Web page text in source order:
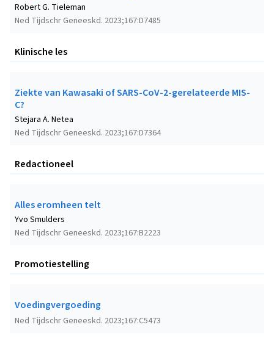
Ned Tijdschr Geneeskd. 2023;167:D7485
Robert G. Tieleman
Klinische les
Ziekte van Kawasaki of SARS-CoV-2-gerelateerde MIS-
C?
Ned Tijdschr Geneeskd. 2023;167:D7364
Stejara A. Netea
Redactioneel
Alles eromheen telt
Ned Tijdschr Geneeskd. 2023;167:B2223
Yvo Smulders
Promotiestelling
Voedingvergoeding
Ned Tijdschr Geneeskd. 2023;167:C5473